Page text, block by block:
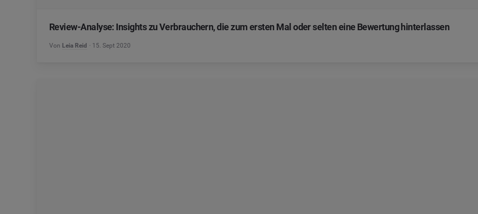
Review-Analyse: Insights zu Verbrauchern, die zum ersten Mal oder selten eine Bewertung hinterlassen
Von Leia Reid 15. Sept 2020